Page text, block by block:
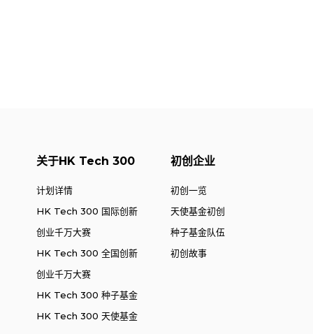
关于HK Tech 300
计划详情
HK Tech 300 国际创新
创业千万大赛
HK Tech 300 全国创新
创业千万大赛
HK Tech 300 种子基金
HK Tech 300 天使基金
初创企业
初创一览
天使基金初创
种子基金队伍
初创故事